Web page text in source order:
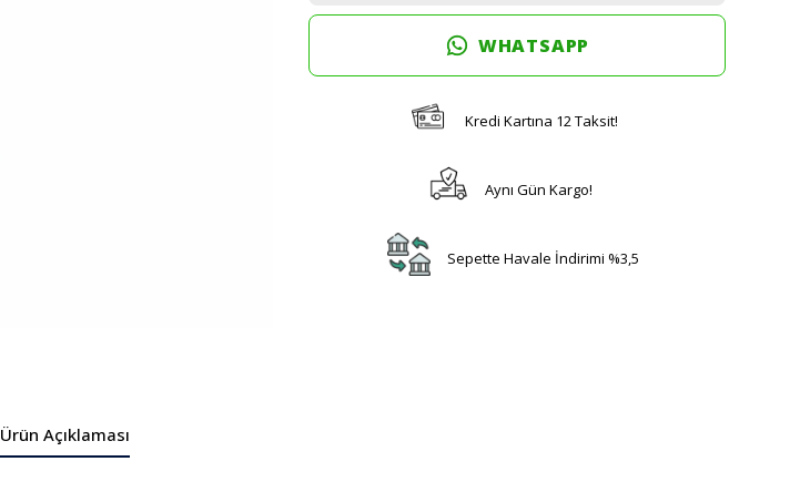
WHATSAPP
Kredi Kartına 12 Taksit!
Aynı Gün Kargo!
Sepette Havale İndirimi %3,5
Ürün Açıklaması